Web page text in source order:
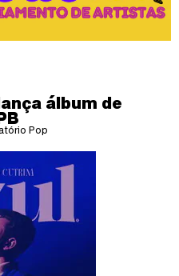
álbum de
Pop